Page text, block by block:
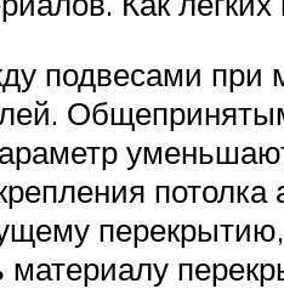
подвесами при
материалу